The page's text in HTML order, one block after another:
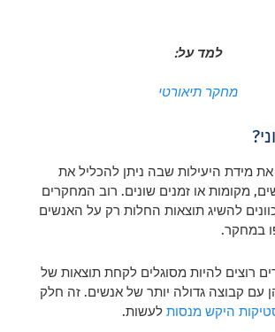
למד על:
מחקר תיאורטי
מידת היעילות שבה ניתן להכליל את
מקומות או זמנים שונים. רוב המחקרים
להשיג תוצאות החלות רק על האנשים
במחקר.
רוצים להיות מסוגלים לקחת תוצאות של
עם קבוצה גדולה יותר של אנשים. זה חלק
היקש מנסות לעשות.